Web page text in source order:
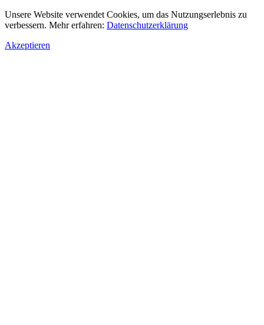
Unsere Website verwendet Cookies, um das Nutzungserlebnis zu
verbessern. Mehr erfahren: Datenschutzerklärung
Akzeptieren